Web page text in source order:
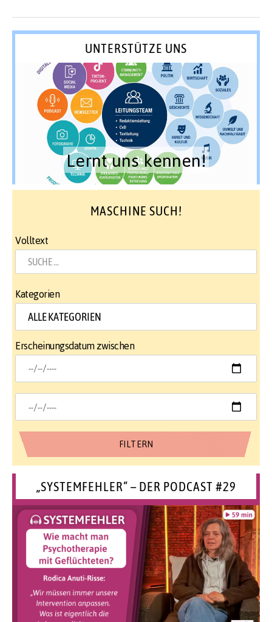
UNTERSTÜTZE UNS
Lernt uns kennen!
MASCHINE SUCH!
Volltext
Kategorien
Erscheinungsdatum zwischen
„SYSTEMFEHLER“ – DER PODCAST #29